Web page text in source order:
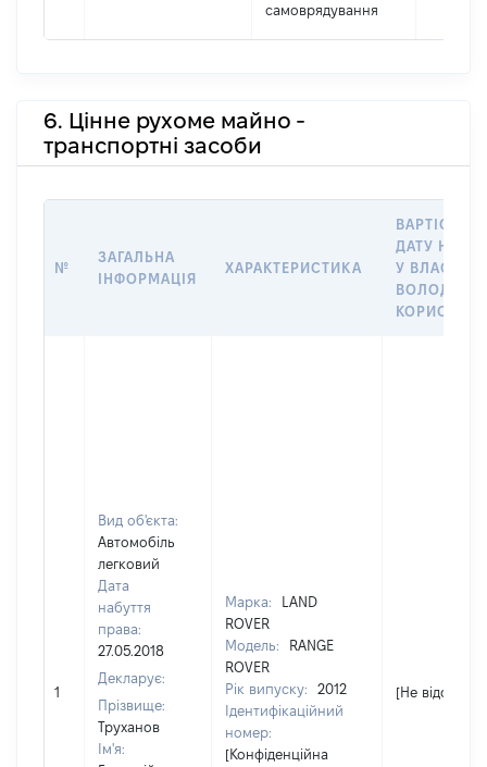
самоврядування
6. Цінне рухоме майно -
транспортні засоби
№
ЗАГАЛЬНА
ІНФОРМАЦІЯ
ХАРАКТЕРИСТИКА
ВАРТІСТЬ
ДАТУ
У
1
Вид об'єкта:
Автомобіль
легковий
Дата
набуття
права:
27.05.2018
Декларує:
Прізвище:
Труханов
Ім'я:
Марка:
LAND
ROVER
Модель:
RANGE
ROVER
Рік випуску:
2012
Ідентифікаційний
номер:
[Конфіденційна
[Не відомо]